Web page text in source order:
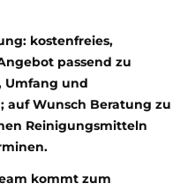
kostenfreies,
passend zu
Umfang und
auf Wunsch Beratung zu
Reinigungsmitteln
kommt zum